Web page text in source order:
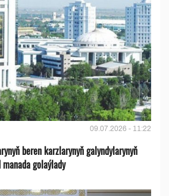
09.07.2026 - 11:22
beren karzlarynyň galyndylarynyň
golaýlady